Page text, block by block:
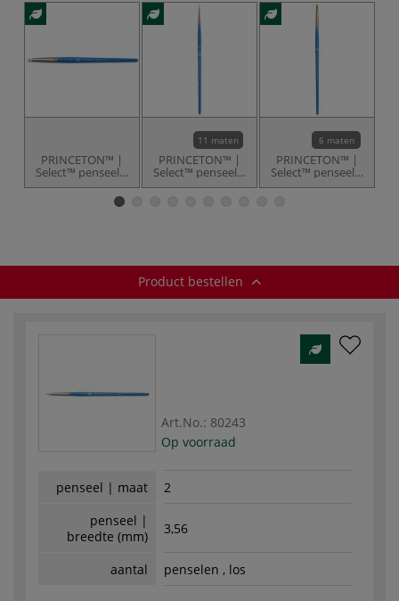
PRINCETON™ |
Select™ penseel ○
FIX-IT scrubber —
11 maten
PRINCETON™ |
Select™ penseel ○
rond —
6 maten
PRINCETON™ |
Select™ penseel ○
plat & lang —
Product bestellen
Art.No.: 80243
Op voorraad
penseel | maat
2
penseel |
breedte (mm)
3,56
aantal penselen , los